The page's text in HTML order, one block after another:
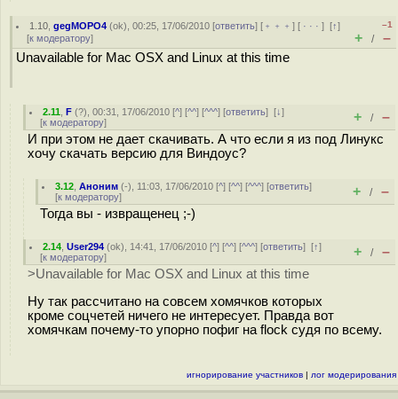
1.10 ,gegMOPO4 (ok), 00:25, 17/06/2010 [ответить] [ ﹢﹢﹢] [ · · ·][↑]
[к модератору]
–1
+ / –
Unavailable for Mac OSX and Linux at this time
2.11 ,F (?), 00:31, 17/06/2010 [^] [^^] [^^^] [ответить][↓]
[к модератору] + / –
И при этом не дает скачивать. А что если я из под Линукс
хочу скачать версию для Виндоус?
3.12 ,Аноним (-), 11:03, 17/06/2010 [^] [^^] [^^^] [ответить]
[к модератору] + / –
Тогда вы - извращенец ;-)
2.14 ,User294 (ok), 14:41, 17/06/2010 [^] [^^] [^^^] [ответить][↑]
[к модератору] + / –
>Unavailable for Mac OSX and Linux at this time
Ну так рассчитано на совсем хомячков которых
кроме соцчетей ничего не интересует. Правда вот
хомячкам почему-то упорно пофиг на flock судя по всему.
игнорирование участников | лог модерирования